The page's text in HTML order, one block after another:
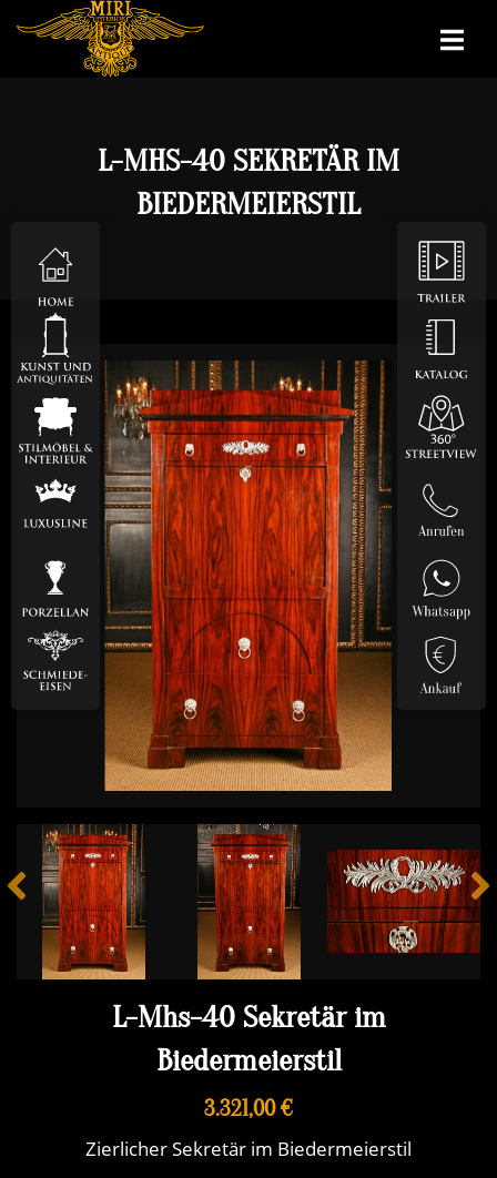
L-MHS-40 SEKRETÄR IM
BIEDERMEIERSTIL
L-Mhs-40 Sekretär im
Biedermeierstil
3.321,00 €
Zierlicher Sekretär im Biedermeierstil